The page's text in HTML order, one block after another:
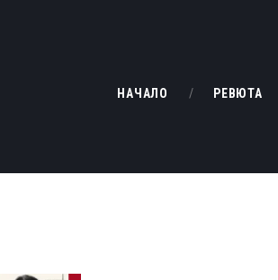
НАЧАЛО РЕВЮТА
РЕВЮТА
БАХТИ